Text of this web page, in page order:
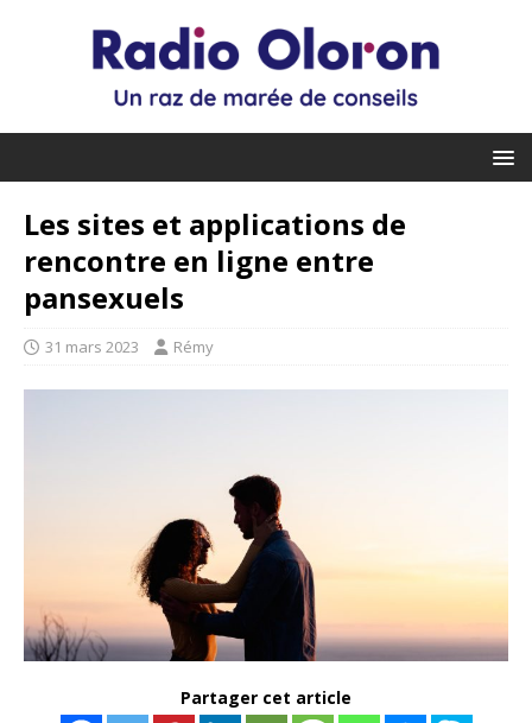
Les sites et applications de
rencontre en ligne entre
pansexuels
31 mars 2023 Rémy
Partager cet article